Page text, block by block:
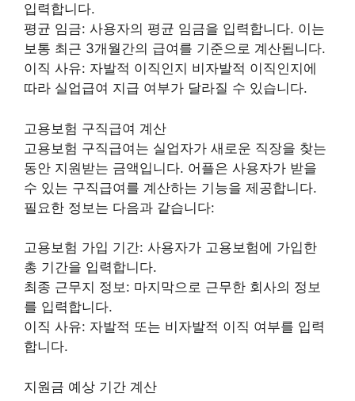
입력합니다.
평균 임금: 사용자의 평균 임금을 입력합니다. 이는
보통 최근 3개월간의 급여를 기준으로 계산됩니다.
이직 사유: 자발적 이직인지 비자발적 이직인지에
따라 실업급여 지급 여부가 달라질 수 있습니다.
고용보험 구직급여 계산
고용보험 구직급여는 실업자가 새로운 직장을 찾는
동안 지원받는 금액입니다. 어플은 사용자가 받을
수 있는 구직급여를 계산하는 기능을 제공합니다.
필요한 정보는 다음과 같습니다:
고용보험 가입 기간: 사용자가 고용보험에 가입한
총 기간을 입력합니다.
최종 근무지 정보: 마지막으로 근무한 회사의 정보
를 입력합니다.
이직 사유: 자발적 또는 비자발적 이직 여부를 입력
합니다.
지원금 예상 기간 계산